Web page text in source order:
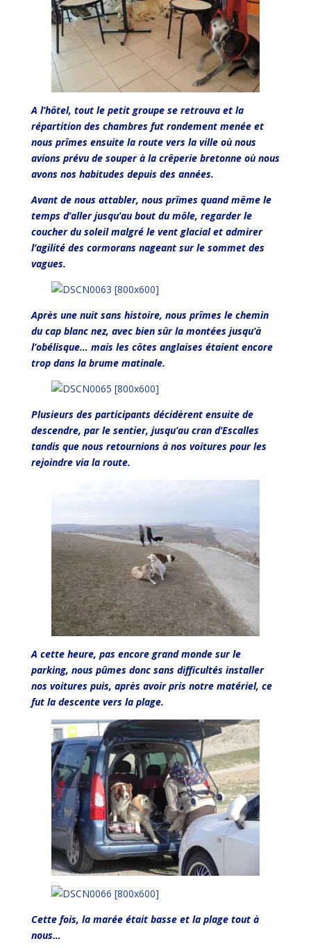
A l’hôtel, tout le petit groupe se retrouva et la
répartition des chambres fut rondement menée et
nous prîmes ensuite la route vers la ville où nous
avions prévu de souper à la crêperie bretonne où nous
avons nos habitudes depuis des années.
Avant de nous attabler, nous prîmes quand même le
temps d’aller jusqu’au bout du môle, regarder le
coucher du soleil malgré le vent glacial et admirer
l’agilité des cormorans nageant sur le sommet des
vagues.
Après une nuit sans histoire, nous prîmes le chemin
du cap blanc nez, avec bien sûr la montées jusqu’à
l’obélisque… mais les côtes anglaises étaient encore
trop dans la brume matinale.
Plusieurs des participants décidèrent ensuite de
descendre, par le sentier, jusqu’au cran d’Escalles
tandis que nous retournions à nos voitures pour les
rejoindre via la route.
A cette heure, pas encore grand monde sur le
parking, nous pûmes donc sans difficultés installer
nos voitures puis, après avoir pris notre matériel, ce
fut la descente vers la plage.
Cette fois, la marée était basse et la plage tout à
nous…